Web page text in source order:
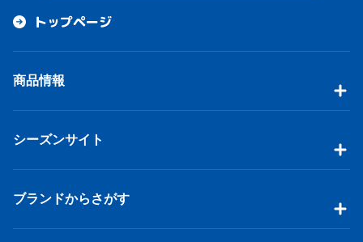
トップページ
商品情報
シーズンサイト
ブランドからさがす